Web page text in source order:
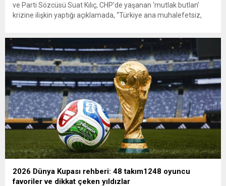
ve Parti Sözcüsü Suat Kılıç, CHP’de yaşanan ‘mutlak butlan’
krizine ilişkin yaptığı açıklamada, “Türkiye ana muhalefetsiz,
olun. Türkiye’yi...
2026 Dünya Kupası rehberi: 48 takım1248 oyuncu
favoriler ve dikkat çeken yıldızlar